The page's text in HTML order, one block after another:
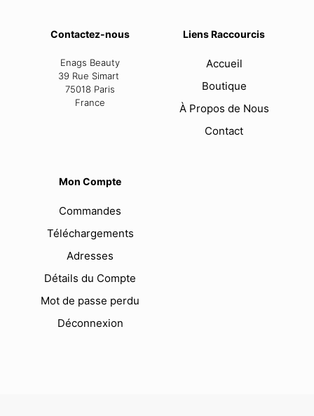
Contactez-nous
Enags Beauty
39 Rue Simart
75018 Paris
France
Liens Raccourcis
Accueil
Boutique
À Propos de Nous
Contact
Mon Compte
Commandes
Téléchargements
Adresses
Détails du Compte
Mot de passe perdu
Déconnexion